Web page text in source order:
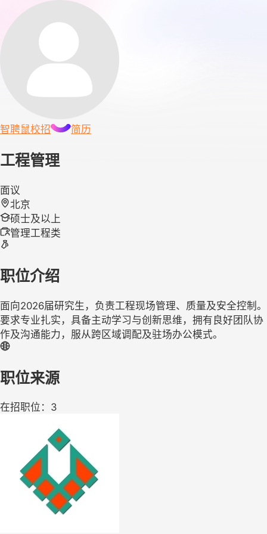
智聘鼠校招 简历
工程管理
面议
北京
硕士及以上
管理工程类
职位介绍
面向2026届研究生，负责工程现场管理、质量及安全控制。
要求专业扎实，具备主动学习与创新思维，拥有良好团队协
作及沟通能力，服从跨区域调配及驻场办公模式。
职位来源
在招职位：3